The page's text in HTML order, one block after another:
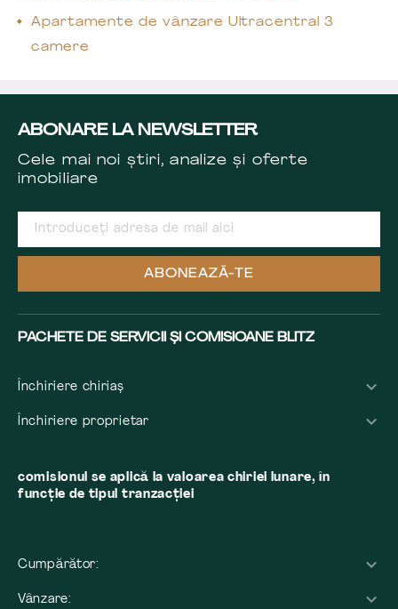
Apartamente de vânzare Ultracentral 3
camere
ABONARE LA NEWSLETTER
Cele mai noi știri, analize și oferte
imobiliare
ABONEAZĂ-TE
PACHETE DE SERVICII ȘI COMISIOANE BLITZ
Închiriere chiriaș
Închiriere proprietar
comisionul se aplică la valoarea chiriei lunare, în
funcție de tipul tranzacției
Cumpărător:
Vânzare: